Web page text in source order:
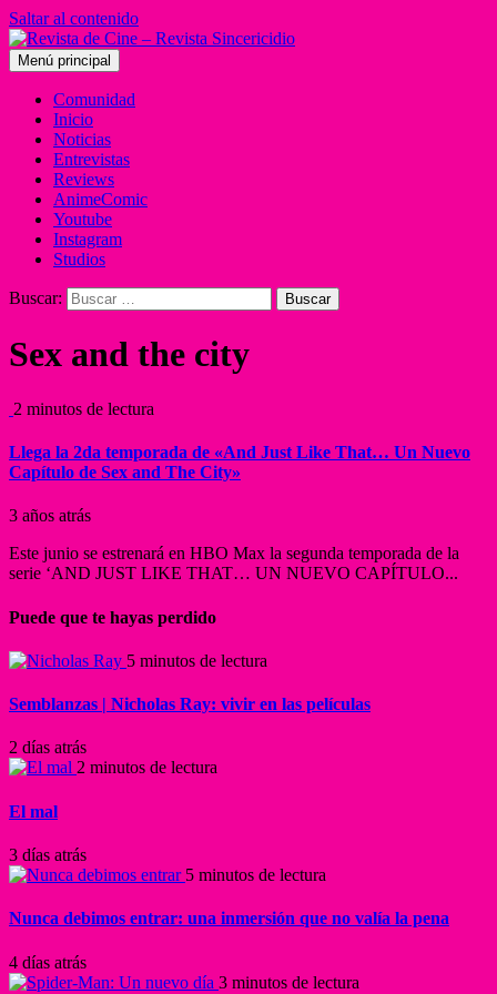
Saltar al contenido
Menú principal
Comunidad
Inicio
Noticias
Entrevistas
Reviews
AnimeComic
Youtube
Instagram
Studios
Buscar:
Sex and the city
2 minutos de lectura
Llega la 2da temporada de «And Just Like That… Un Nuevo
Capítulo de Sex and The City»
3 años atrás
Este junio se estrenará en HBO Max la segunda temporada de la
serie ‘AND JUST LIKE THAT… UN NUEVO CAPÍTULO...
Puede que te hayas perdido
5 minutos de lectura
Semblanzas | Nicholas Ray: vivir en las películas
2 días atrás
2 minutos de lectura
El mal
3 días atrás
5 minutos de lectura
Nunca debimos entrar: una inmersión que no valía la pena
4 días atrás
3 minutos de lectura